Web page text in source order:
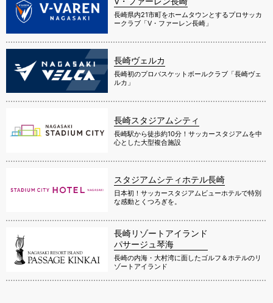
長崎県内21市町をホームタウンとするプロサッカ
ークラブ「V・ファーレン長崎」
長崎ヴェルカ
長崎初のプロバスケットボールクラブ「長崎ヴェ
ルカ」
長崎スタジアムシティ
長崎駅から徒歩約10分！サッカースタジアムを中
心とした大型複合施設
スタジアムシティホテル長崎
日本初！サッカースタジアムビューホテルで特別
な感動とくつろぎを。
長崎リゾートアイランド
パサージュ琴海
長崎の内海・大村湾に面したゴルフ＆ホテルのリ
ゾートアイランド